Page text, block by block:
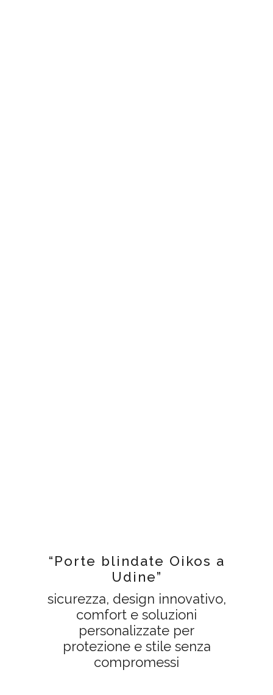
“Porte blindate Oikos a
Udine”
sicurezza, design innovativo,
comfort e soluzioni
personalizzate per
protezione e stile senza
compromessi